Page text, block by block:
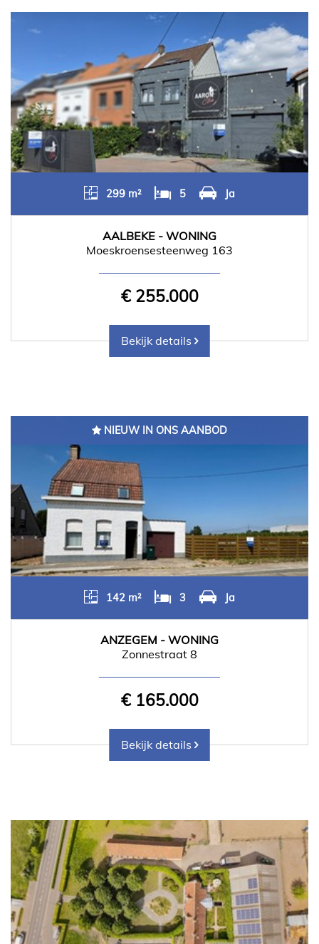
299 m² 5 Ja
AALBEKE - WONING
Moeskroensesteenweg 163
€ 255.000
Bekijk details
NIEUW IN ONS AANBOD
142 m² 3 Ja
ANZEGEM - WONING
Zonnestraat 8
€ 165.000
Bekijk details